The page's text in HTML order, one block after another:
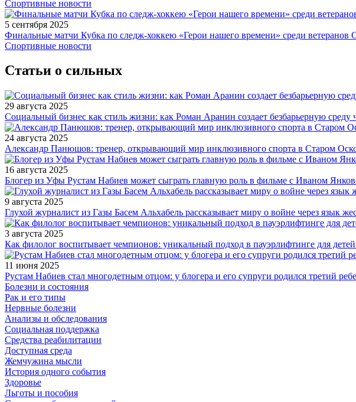
Спортивные новости
5 сентября 2025
Финальные матчи Кубка по следж-хоккею «Герои нашего времени» среди ветеранов
Спортивные новости
Статьи о сильных
29 августа 2025
Социальный бизнес как стиль жизни: как Роман Аранин создает безбарьерную среду
24 августа 2025
Александр Панюшов: тренер, открывающий мир инклюзивного спорта в Старом
16 августа 2025
Блогер из Уфы Рустам Набиев может сыграть главную роль в фильме с Иваном
9 августа 2025
Глухой журналист из Газы Басем Альхабель рассказывает миру о войне через язык
3 августа 2025
Как филолог воспитывает чемпионов: уникальный подход в пауэрлифтинге для
11 июня 2025
Рустам Набиев стал многодетным отцом: у блогера и его супруги родился третий
Болезни и состояния
Рак и его типы
Нервные болезни
Анализы и обследования
Социальная поддержка
Средства реабилитации
Доступная среда
Жемчужина мысли
История одного события
Здоровье
Льготы и пособия